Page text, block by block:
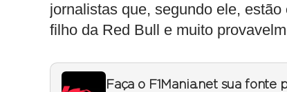
jornalistas que, segundo ele,
filho da Red Bull e muito
Faça o F1Mania.net sua